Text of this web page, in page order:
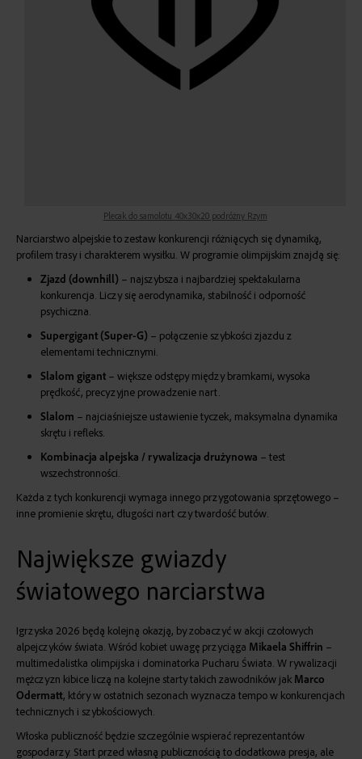
Plecak do samolotu 40x30x20 podróżny Rzym
Narciarstwo alpejskie to zestaw konkurencji różniących się dynamiką,
profilem trasy i charakterem wysiłku. W programie olimpijskim znajdą się:
Zjazd (downhill) – najszybsza i najbardziej spektakularna
konkurencja. Liczy się aerodynamika, stabilność i odporność
psychiczna.
Supergigant (Super-G) – połączenie szybkości zjazdu z
elementami technicznymi.
Slalom gigant – większe odstępy między bramkami, wysoka
prędkość, precyzyjne prowadzenie nart.
Slalom – najciaśniejsze ustawienie tyczek, maksymalna dynamika
skrętu i refleks.
Kombinacja alpejska / rywalizacja drużynowa – test
wszechstronności.
Każda z tych konkurencji wymaga innego przygotowania sprzętowego –
inne promienie skrętu, długości nart czy twardość butów.
Największe gwiazdy
światowego narciarstwa
Igrzyska 2026 będą kolejną okazją, by zobaczyć w akcji czołowych
alpejczyków świata. Wśród kobiet uwagę przyciąga Mikaela Shiffrin –
multimedalistka olimpijska i dominatorka Pucharu Świata. W rywalizacji
mężczyzn kibice liczą na kolejne starty takich zawodników jak Marco
Odermatt, który w ostatnich sezonach wyznacza tempo w konkurencjach
technicznych i szybkościowych.
Włoska publiczność będzie szczególnie wspierać reprezentantów
gospodarzy. Start przed własną publicznością to dodatkowa presja, ale